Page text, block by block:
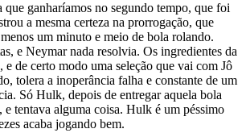
que ganharíamos no segundo tempo, que foi
a mesma certeza na prorrogação, que
um minuto e meio de bola rolando.
e Neymar nada resolvia. Os ingredientes da
e de certo modo uma seleção que vai com Jô
tolera a inoperância falha e constante de um
Só Hulk, depois de entregar aquela bola
e tentava alguma coisa. Hulk é um péssimo
acaba jogando bem.